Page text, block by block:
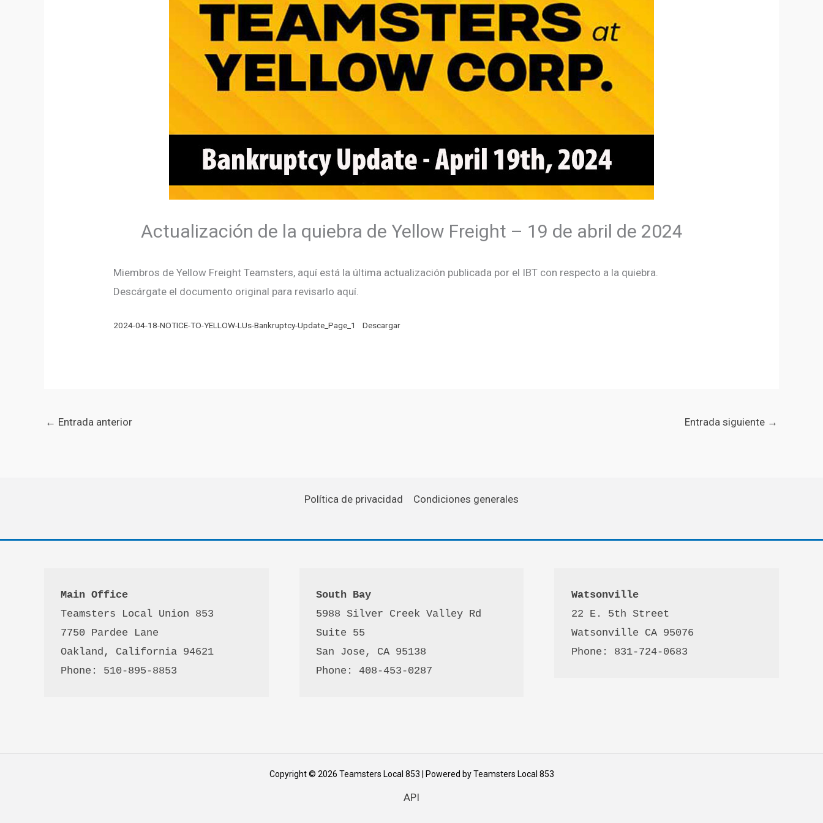
Actualización de la quiebra de Yellow Freight – 19 de abril de 2024
Miembros de Yellow Freight Teamsters, aquí está la última actualización publicada por el IBT con respecto a la quiebra.
Descárgate el documento original para revisarlo aquí.
2024-04-18-NOTICE-TO-YELLOW-LUs-Bankruptcy-Update_Page_1 Descargar
← Entrada anterior Entrada siguiente →
Política de privacidad Condiciones generales
Main Office
Teamsters Local Union 853
7750 Pardee Lane
Oakland, California 94621
Phone: 510-895-8853
South Bay
5988 Silver Creek Valley Rd
Suite 55
San Jose, CA 95138
Phone: 408-453-0287
Watsonville
22 E. 5th Street
Watsonville CA 95076
Phone: 831-724-0683
Copyright © 2026 Teamsters Local 853 | Powered by Teamsters Local 853
API